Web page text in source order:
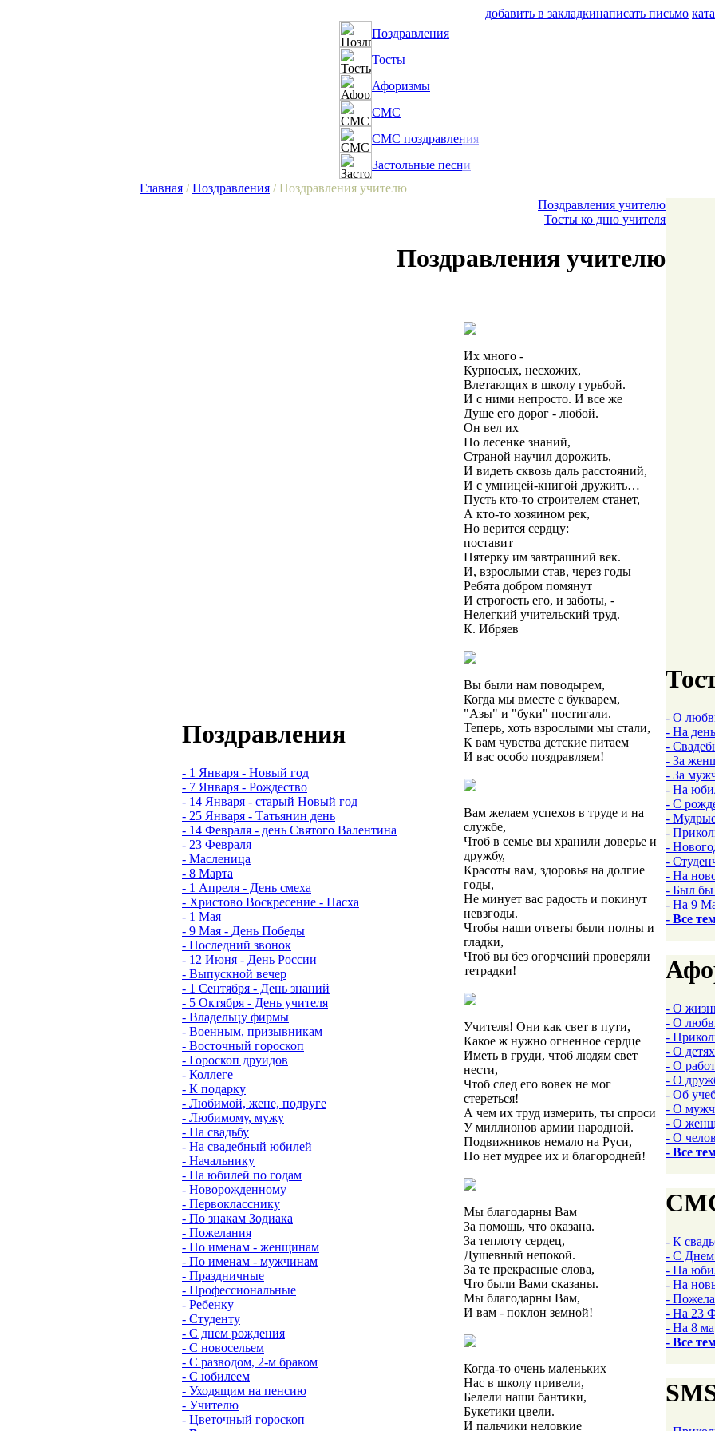
добавить в закладкинаписать письмо
Поздравления
Тосты
Афоризмы
СМС
СМС поздравления
Застольные песни
Главная /Поздравления / Поздравления учителю
Поздравления
- 1 Января - Новый год
- 7 Января - Рождество
- 14 Января - старый Новый год
- 25 Января - Татьянин день
- 14 Февраля - день Святого Валентина
- 23 Февраля
- Масленица
- 8 Марта
- 1 Апреля - День смеха
- Христово Воскресение - Пасха
- 1 Мая
- 9 Мая - День Победы
- Последний звонок
- 12 Июня - День России
- Выпускной вечер
- 1 Сентября - День знаний
- 5 Октября - День учителя
- Владельцу фирмы
- Военным, призывникам
- Восточный гороскоп
- Гороскоп друидов
- Коллеге
- К подарку
- Любимой, жене, подруге
- Любимому, мужу
- На свадьбу
- На свадебный юбилей
- Начальнику
- На юбилей по годам
- Новорожденному
- Первокласснику
- По знакам Зодиака
- Пожелания
- По именам - женщинам
- По именам - мужчинам
- Праздничные
- Профессиональные
- Ребенку
- Студенту
- С днем рождения
- С новосельем
- С разводом, 2-м браком
- С юбилеем
- Уходящим на пенсию
- Учителю
- Цветочный гороскоп
Поздравления учителю
Тосты ко дню учителя
Поздравления учителю
Их много -
Курносых, несхожих,
Влетающих в школу гурьбой.
И с ними непросто. И все же
Душе его дорог - любой.
Он вел их
По лесенке знаний,
Страной научил дорожить,
И видеть сквозь даль расстояний,
И с умницей-книгой дружить…
Пусть кто-то строителем станет,
А кто-то хозяином рек,
Но верится сердцу:
поставит
Пятерку им завтрашний век.
И, взрослыми став, через годы
Ребята добром помянут
И строгость его, и заботы, -
Нелегкий учительский труд.
К. Ибряев
Вы были нам поводырем,
Когда мы вместе с букварем,
"Азы" и "буки" постигали.
Теперь, хоть взрослыми мы стали,
К вам чувства детские питаем
И вас особо поздравляем!
Вам желаем успехов в труде и на
службе,
Чтоб в семье вы хранили доверье и
дружбу,
Красоты вам, здоровья на долгие
годы,
Не минует вас радость и покинут
невзгоды.
Чтобы наши ответы были полны и
гладки,
Чтоб вы без огорчений проверяли
тетрадки!
Учителя! Они как свет в пути,
Какое ж нужно огненное сердце
Иметь в груди, чтоб людям свет
нести,
Чтоб след его вовек не мог
стереться!
А чем их труд измерить, ты спроси
У миллионов армии народной.
Подвижников немало на Руси,
Но нет мудрее их и благородней!
Мы благодарны Вам
За помощь, что оказана.
За теплоту сердец,
Душевный непокой.
За те прекрасные слова,
Что были Вами сказаны.
Мы благодарны Вам,
И вам - поклон земной!
Когда-то очень маленьких
Нас в школу привели,
Белели наши бантики,
Букетики цвели.
И пальчики неловкие
- О
- На
-
- За
- За
- На
- С
-
-
-
-
- На
- Был бы
- На 9
- Все
- О
- О
-
- О детях
- О
- О
- Об
- О
- О
- О
- Все
- К
- С Днем
- На
- На
-
- На 23
- На 8
- Все